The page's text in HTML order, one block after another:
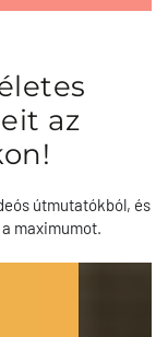
az
útmutatókból, és
maximumot.